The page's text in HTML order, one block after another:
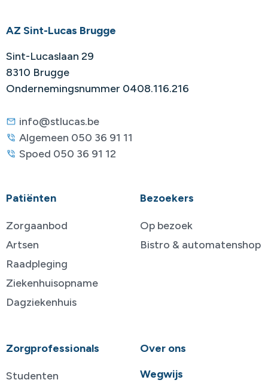
AZ Sint-Lucas Brugge
Sint-Lucaslaan 29
8310 Brugge
Ondernemingsnummer 0408.116.216
info@stlucas.be
Algemeen 050 36 91 11
Spoed 050 36 91 12
Patiënten
Zorgaanbod
Artsen
Raadpleging
Ziekenhuisopname
Dagziekenhuis
Bezoekers
Op bezoek
Bistro & automatenshop
Zorgprofessionals
Studenten
Over ons
Wegwijs